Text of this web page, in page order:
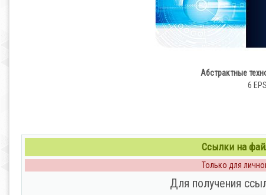
Абстрактные
6
Ссылки на
Только для
Для получения